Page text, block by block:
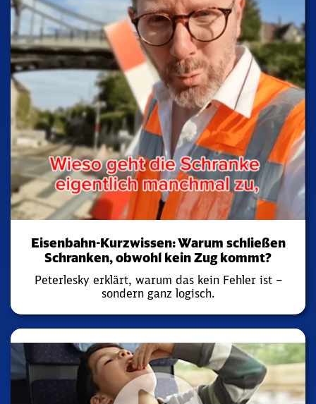
Eisenbahn-Kurzwissen: Warum schließen
Schranken, obwohl kein Zug kommt?
Peterlesky erklärt, warum das kein Fehler ist –
sondern ganz logisch.